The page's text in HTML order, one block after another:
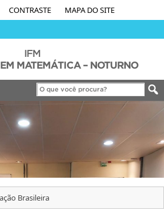
CONTRASTE MAPA DO SITE
IFM
MATEMÁTICA – NOTURNO
Brasileira